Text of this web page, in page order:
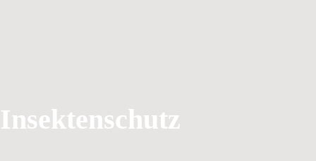
Insektenschutz